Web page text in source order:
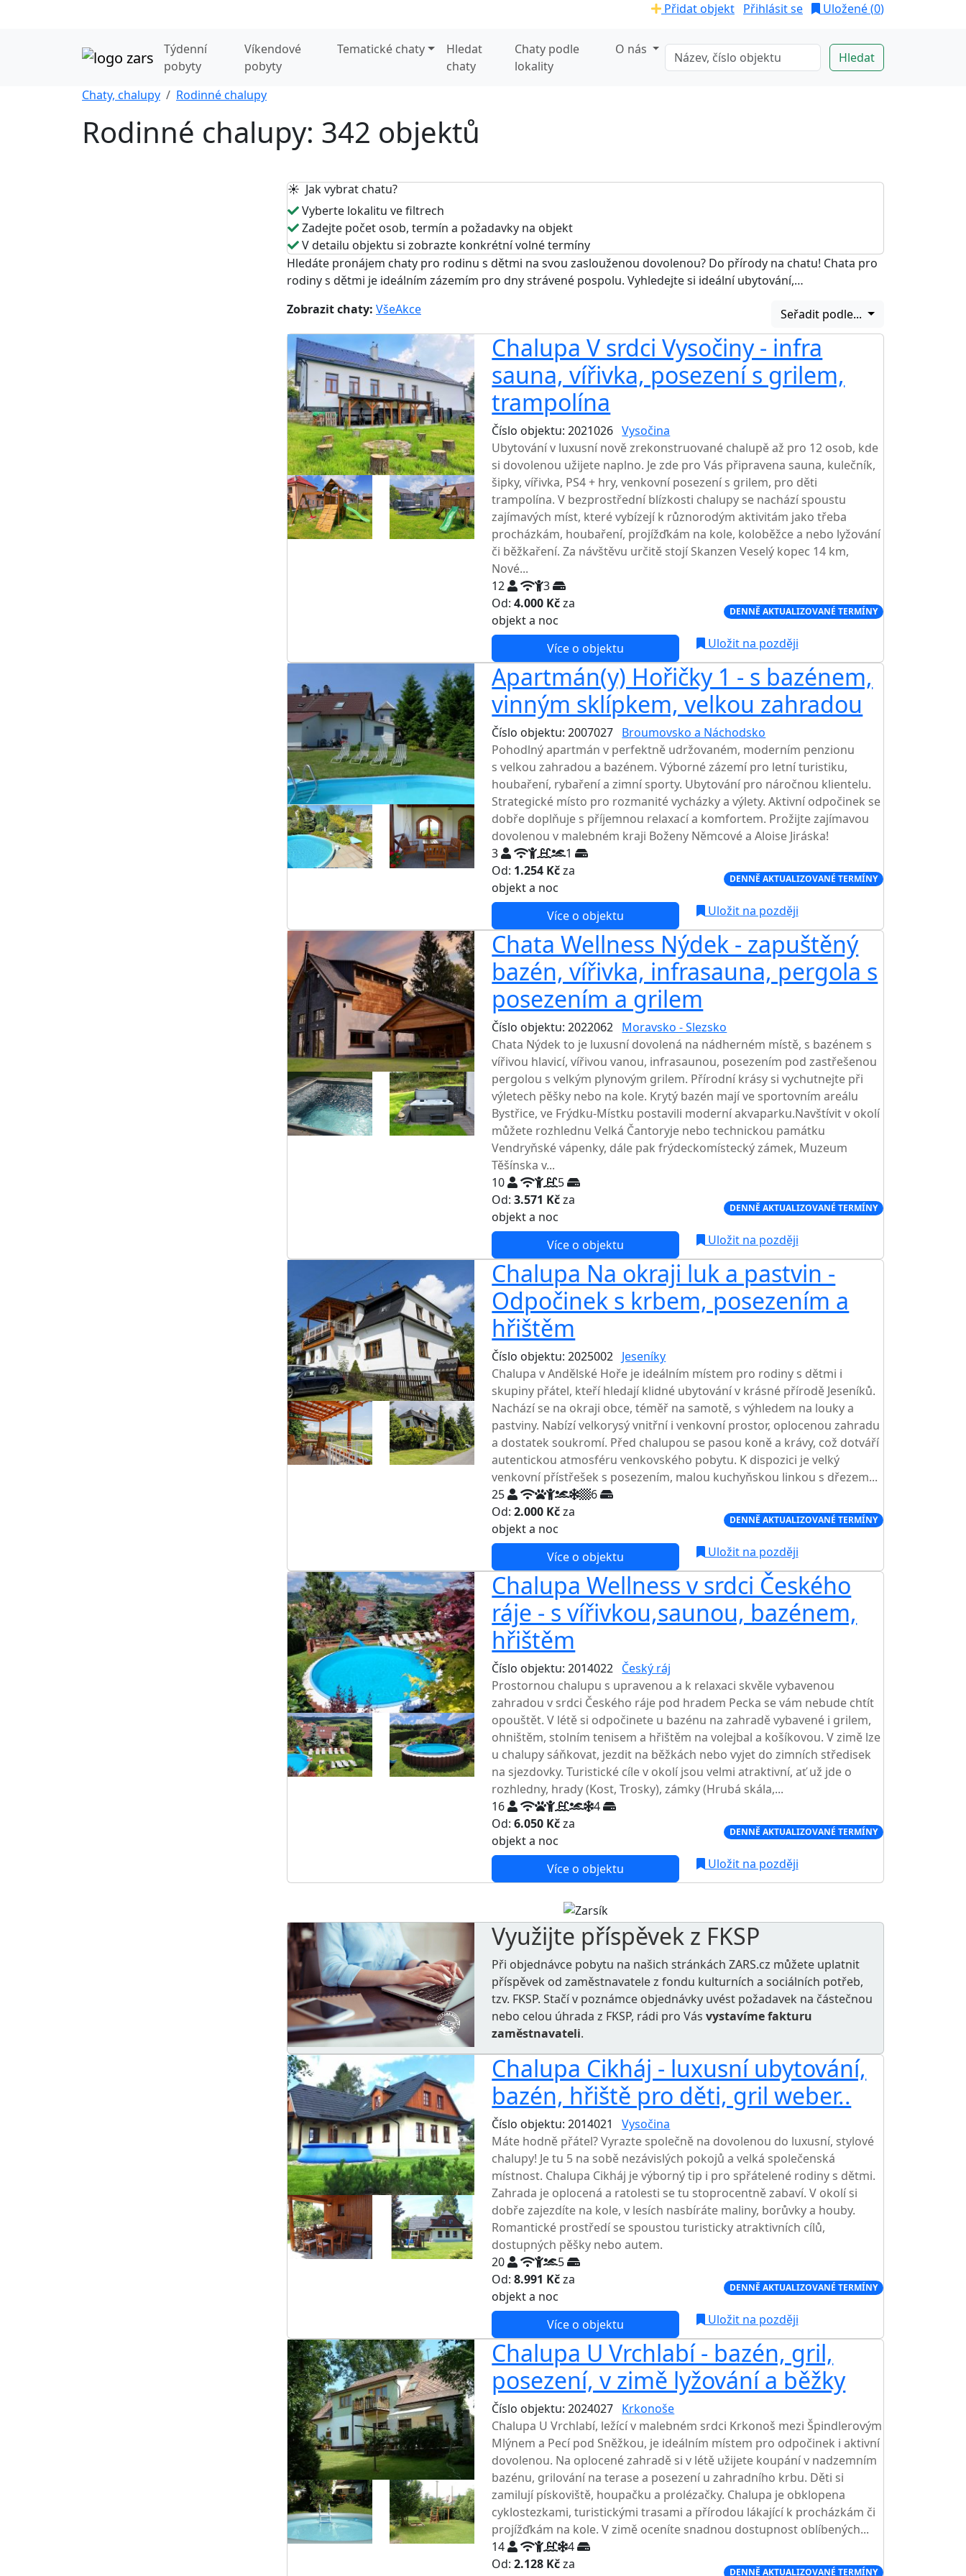
Přidat objekt Přihlásit se Uložené (0)
Týdenní
pobyty
Víkendové
pobyty
Tematické chaty
Hledat
chaty
Chaty podle
lokality
O nás
Chaty, chalupy Rodinné chalupy
Rodinné chalupy: 342 objektů
☀️ Jak vybrat chatu?
Vyberte lokalitu ve filtrech
Zadejte počet osob, termín a požadavky na objekt
V detailu objektu si zobrazte konkrétní volné termíny
Hledáte pronájem chaty pro rodinu s dětmi na svou zaslouženou dovolenou? Do přírody na chatu! Chata pro
rodiny s dětmi je ideálním zázemím pro dny strávené pospolu. Vyhledejte si ideální ubytování,…
Zobrazit chaty: VšeAkce Seřadit podle...
Chalupa V srdci Vysočiny - infra
sauna, vířivka, posezení s grilem,
trampolína
Číslo objektu: 2021026 Vysočina
Ubytování v luxusní nově zrekonstruované chalupě až pro 12 osob, kde
si dovolenou užijete naplno. Je zde pro Vás připravena sauna, kulečník,
šipky, vířivka, PS4 + hry, venkovní posezení s grilem, pro děti
trampolína. V bezprostřední blízkosti chalupy se nachází spoustu
zajímavých míst, které vybízejí k různorodým aktivitám jako třeba
procházkám, houbaření, projížďkám na kole, koloběžce a nebo lyžování
či běžkaření. Za návštěvu určitě stojí Skanzen Veselý kopec 14 km,
Nové...
12
3
Od:4.000 Kčza
objekt a noc
DENNĚ AKTUALIZOVANÉ TERMÍNY
Více o objektu Uložit na později
Apartmán(y) Hořičky 1 - s bazénem,
vinným sklípkem, velkou zahradou
Číslo objektu: 2007027 Broumovsko a Náchodsko
Pohodlný apartmán v perfektně udržovaném, moderním penzionu
s velkou zahradou a bazénem. Výborné zázemí pro letní turistiku,
houbaření, rybaření a zimní sporty. Ubytování pro náročnou klientelu.
Strategické místo pro rozmanité vycházky a výlety. Aktivní odpočinek se
dobře doplňuje s příjemnou relaxací a komfortem. Prožijte zajímavou
dovolenou v malebném kraji Boženy Němcové a Aloise Jiráska!
3
1
Od: 1.254 Kčza
objekt a noc
DENNĚ AKTUALIZOVANÉ TERMÍNY
Více o objektu Uložit na později
Chata Wellness Nýdek - zapuštěný
bazén, vířivka, infrasauna, pergola s
posezením a grilem
Číslo objektu: 2022062 Moravsko - Slezsko
Chata Nýdek to je luxusní dovolená na nádherném místě, s bazénem s
vířivou hlavicí, vířivou vanou, infrasaunou, posezením pod zastřešenou
pergolou s velkým plynovým grilem. Přírodní krásy si vychutnejte při
výletech pěšky nebo na kole. Krytý bazén mají ve sportovním areálu
Bystřice, ve Frýdku-Místku postavili moderní akvaparku.Navštívit v okolí
můžete rozhlednu Velká Čantoryje nebo technickou památku
Vendryňské vápenky, dále pak frýdeckomístecký zámek, Muzeum
Těšínska v...
10
5
Od:3.571 Kčza
objekt a noc
DENNĚ AKTUALIZOVANÉ TERMÍNY
Více o objektu Uložit na později
Chalupa Na okraji luk a pastvin -
Odpočinek s krbem, posezením a
hřištěm
Číslo objektu: 2025002 Jeseníky
Chalupa v Andělské Hoře je ideálním místem pro rodiny s dětmi i
skupiny přátel, kteří hledají klidné ubytování v krásné přírodě Jeseníků.
Nachází se na okraji obce, téměř na samotě, s výhledem na louky a
pastviny. Nabízí velkorysý vnitřní i venkovní prostor, oplocenou zahradu
a dostatek soukromí. Před chalupou se pasou koně a krávy, což dotváří
autentickou atmosféru venkovského pobytu. K dispozici je velký
venkovní přístřešek s posezením, malou kuchyňskou linkou s dřezem...
25
6
Od:2.000 Kčza
objekt a noc
DENNĚ AKTUALIZOVANÉ TERMÍNY
Více o objektu Uložit na později
Chalupa Wellness v srdci Českého
ráje - s vířivkou,saunou, bazénem,
hřištěm
Číslo objektu: 2014022 Český ráj
Prostornou chalupu s upravenou a k relaxaci skvěle vybavenou
zahradou v srdci Českého ráje pod hradem Pecka se vám nebude chtít
opouštět. V létě si odpočinete u bazénu na zahradě vybavené i grilem,
ohništěm, stolním tenisem a hřištěm na volejbal a košíkovou. V zimě lze
u chalupy sáňkovat, jezdit na běžkách nebo vyjet do zimních středisek
na sjezdovky. Turistické cíle v okolí jsou velmi atraktivní, ať už jde o
rozhledny, hrady (Kost, Trosky), zámky (Hrubá skála,...
16
4
Od:6.050 Kčza
objekt a noc
DENNĚ AKTUALIZOVANÉ TERMÍNY
Více o objektu Uložit na později
Využijte příspěvek z FKSP
Při objednávce pobytu na našich stránkách ZARS.cz můžete uplatnit
příspěvek od zaměstnavatele zfondu kulturních a sociálních potřeb,
tzv. FKSP. Stačí v poznámce objednávky uvést požadavek na částečnou
nebo celou úhrada z FKSP, rádi pro Vásvystavíme fakturu
zaměstnavateli.
Chalupa Cikháj - luxusní ubytování,
bazén, hřiště pro děti, gril weber..
Číslo objektu: 2014021
Vysočina
Máte hodně přátel? Vyrazte společně na dovolenou do luxusní, stylové
chalupy! Je tu 5 na sobě nezávislých pokojů a velká společenská
místnost. Chalupa Cikháj je výborný tip i pro spřátelené rodiny s dětmi.
Zahrada je oplocená a ratolesti se tu stoprocentně zabaví. V okolí si
dobře zajezdíte na kole, v lesích nasbíráte maliny, borůvky a houby.
Romantické prostředí se spoustou turisticky atraktivních cílů,
dostupných pěšky nebo autem.
20
5
Od:8.991 Kčza
objekt a noc
DENNĚ AKTUALIZOVANÉ TERMÍNY
Více o objektu Uložit na později
Chalupa U Vrchlabí - bazén, gril,
posezení, v zimě lyžování a běžky
Číslo objektu: 2024027 Krkonoše
Chalupa U Vrchlabí, ležící v malebném srdci Krkonoš mezi Špindlerovým
Mlýnem a Pecí pod Sněžkou, je ideálním místem pro odpočinek i aktivní
dovolenou. Na oplocené zahradě si v létě užijete koupání v nadzemním
bazénu, grilování na terase a posezení u zahradního krbu. Děti si
zamilují pískoviště, houpačku a prolézačky. Chalupa je obklopena
cyklostezkami, turistickými trasami a přírodou lákající k procházkám či
projížďkám na kole. V zimě oceníte snadnou dostupnost oblíbených...
14
4
Od:2.128 Kčza
DENNĚ AKTUALIZOVANÉ TERMÍNY